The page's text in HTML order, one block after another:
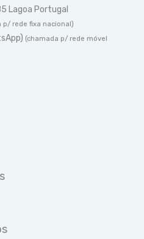
Lagoa Portugal
p/ rede fixa nacional)
(chamada p/ rede móvel